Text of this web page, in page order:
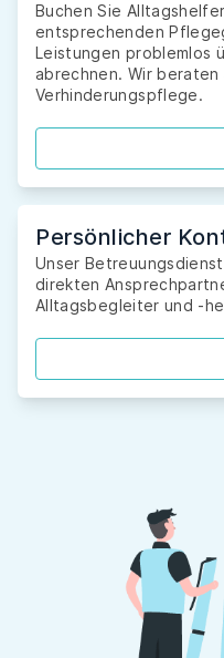
Buchen Sie
entsprechenden
Leistungen problemlos
abrechnen. Wir
Verhinderungspflege.
Persönlicher
Unser
direkten
Alltagsbegleiter und -